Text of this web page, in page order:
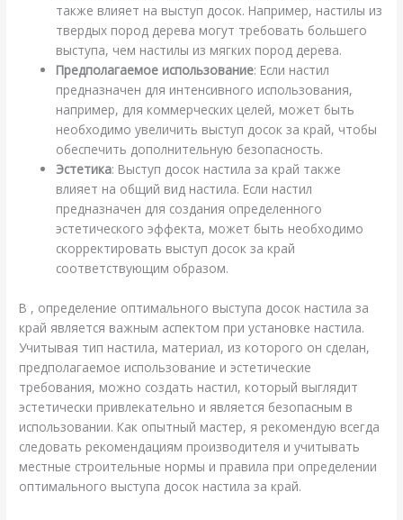
также влияет на выступ досок. Например, настилы из
твердых пород дерева могут требовать большего
выступа, чем настилы из мягких пород дерева.
Предполагаемое использование: Если настил
предназначен для интенсивного использования,
например, для коммерческих целей, может быть
необходимо увеличить выступ досок за край, чтобы
обеспечить дополнительную безопасность.
Эстетика: Выступ досок настила за край также
влияет на общий вид настила. Если настил
предназначен для создания определенного
эстетического эффекта, может быть необходимо
скорректировать выступ досок за край
соответствующим образом.
В , определение оптимального выступа досок настила за
край является важным аспектом при установке настила.
Учитывая тип настила, материал, из которого он сделан,
предполагаемое использование и эстетические
требования, можно создать настил, который выглядит
эстетически привлекательно и является безопасным в
использовании. Как опытный мастер, я рекомендую всегда
следовать рекомендациям производителя и учитывать
местные строительные нормы и правила при определении
оптимального выступа досок настила за край.